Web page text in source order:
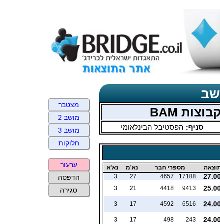
סניף: הפסטיבל הבינלאומי
מספרי חבר נא'מ נא'א
17188
4657
27
3
9413
4418
21
3
6516
4592
17
3
243
498
17
3
מצטבר
מושב 2
מושב 3
חלוקות
ערעור
הדפסה
סגירה